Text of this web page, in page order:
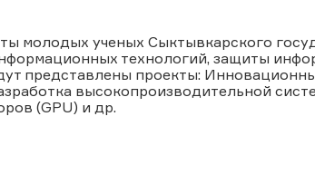
молодых ученых Сыктывкарского
технологий, защиты
представлены проекты:
высокопроизводительной
(GPU) и др.